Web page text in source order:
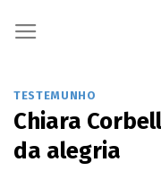
TESTEMUNHO
Chiara
da alegria